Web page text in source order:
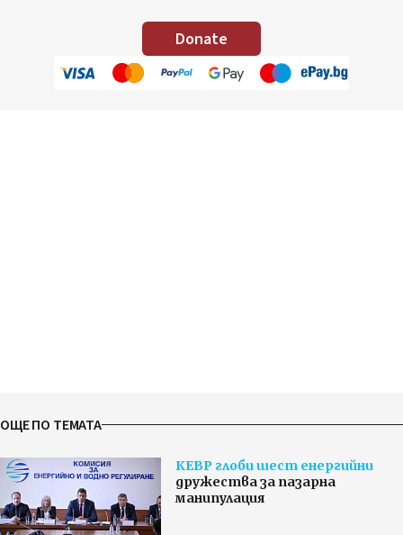
Donate
ОЩЕ ПО ТЕМАТА
КЕВР глоби шест енергийни
дружества за пазарна
манипулация